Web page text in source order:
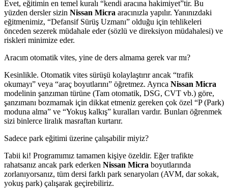
Evet, eğitimin en temel kuralı “kendi aracına hakimiyet”tir. Bu
yüzden dersler sizin Nissan Micra aracınızla yapılır. Yanınızdaki
eğitmenimiz, “Defansif Sürüş Uzmanı” olduğu için tehlikeleri
önceden sezerek müdahale eder (sözlü ve direksiyon müdahalesi) ve
riskleri minimize eder.
Aracım otomatik vites, yine de ders almama gerek var mı?
Kesinlikle. Otomatik vites sürüşü kolaylaştırır ancak “trafik
okumayı” veya “araç boyutlarını” öğretmez. Ayrıca Nissan Micra
modelinin şanzıman türüne (Tam otomatik, DSG, CVT vb.) göre,
şanzımanı bozmamak için dikkat etmeniz gereken çok özel “P (Park)
moduna alma” ve “Yokuş kalkış” kuralları vardır. Bunları öğrenmek
sizi binlerce liralık masraftan kurtarır.
Sadece park eğitimi üzerine çalışabilir miyiz?
Tabii ki! Programımız tamamen kişiye özeldir. Eğer trafikte
rahatsanız ancak park ederken Nissan Micra boyutlarında
zorlanıyorsanız, tüm dersi farklı park senaryoları (AVM, dar sokak,
yokuş park) çalışarak geçirebiliriz.